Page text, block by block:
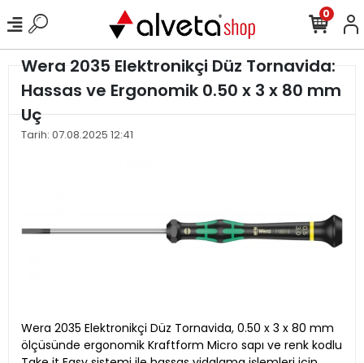
0
Wera 2035 Elektronikçi Düz Tornavida:
Hassas ve Ergonomik 0.50 x 3 x 80 mm
Uç
Tarih: 07.08.2025 12:41
Wera 2035 Elektronikçi Düz Tornavida, 0.50 x 3 x 80 mm
ölçüsünde ergonomik Kraftform Micro sapı ve renk kodlu